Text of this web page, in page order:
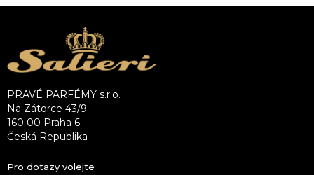
PRAVÉ PARFÉMY s.r.o.
Na Zátorce 43/9
160 00 Praha 6
Česká Republika
Pro dotazy volejte